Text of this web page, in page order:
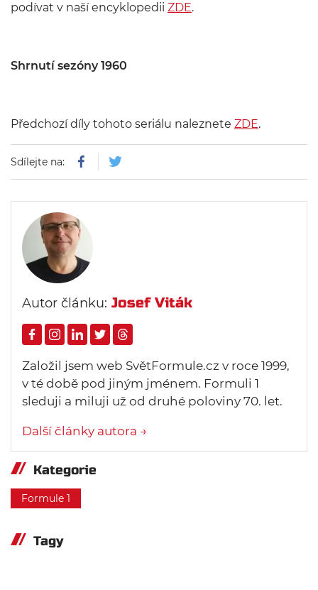
podívat v naší encyklopedii ZDE.
Shrnutí sezóny 1960
Předchozí díly tohoto seriálu naleznete ZDE.
Sdílejte na:
Autor článku: Josef Viták
Založil jsem web SvětFormule.cz v roce 1999,
v té době pod jiným jménem. Formuli 1
sleduji a miluji už od druhé poloviny 70. let.
Další články autora →
Kategorie
Formule 1
Tagy